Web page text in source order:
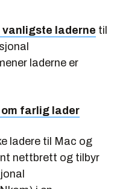
laderne til
laderne er
farlig lader
ladere til Mac og
nettbrett og tilbyr